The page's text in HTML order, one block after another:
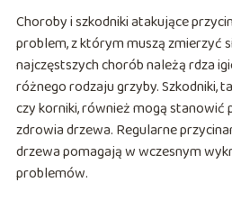
Choroby i szkodniki atakujące
problem, z którym muszą zmierzyć
najczęstszych chorób należą rdza
różnego rodzaju grzyby. Szkodniki,
czy korniki, również mogą stanowić
zdrowia drzewa. Regularne
drzewa pomagają w wczesnym
problemów.